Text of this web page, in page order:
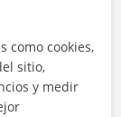
como cookies,
sitio,
y medir